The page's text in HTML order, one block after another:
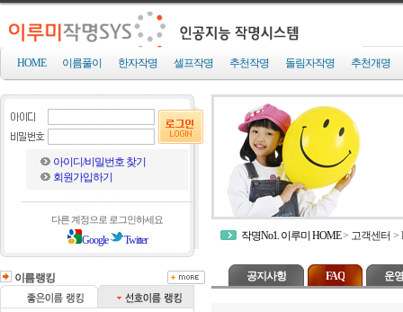
HOME 이름풀이 한자작명 셀프작명 추천작명 돌림자작명 추천개명
아이디/비밀번호 찾기
회원가입하기
다른 계정으로 로그인하세요
Google Twitter
이름랭킹
작명No1. 이루미 HOME> 고객센터 >
공지사항 FAQ 운